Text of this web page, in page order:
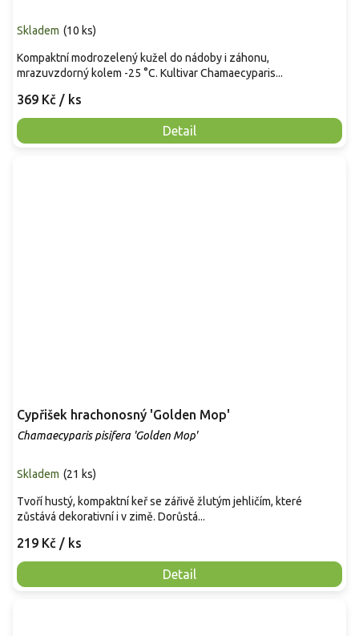
Skladem (10 ks)
369 Kč / ks
Detail
Kompaktní modrozelený kužel do nádoby i záhonu,
mrazuvzdorný kolem -25 °C. Kultivar Chamaecyparis...
Cypřišek hrachonosný 'Golden Mop'
Chamaecyparis pisifera 'Golden Mop'
Skladem (21 ks)
219 Kč / ks
Detail
Tvoří hustý, kompaktní keř se zářivě žlutým jehličím, které
zůstává dekorativní i v zimě. Dorůstá...